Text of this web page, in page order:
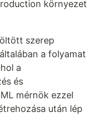
környezet
szerep
a folyamat
a
és
mérnök ezzel
után lép